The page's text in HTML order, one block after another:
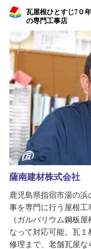
瓦屋根ひとすじ7０
の専門工事店
薩南建材株式会社
鹿児島県指宿市湯の
事を専門に行う屋根工
（ガルバリウム鋼板
なって対応可能。瓦１
修理まで、老舗瓦屋な